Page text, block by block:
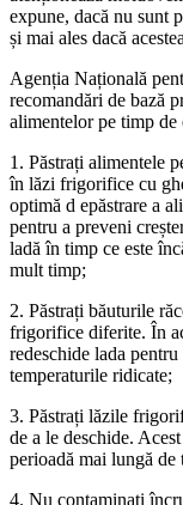
expune, dacă nu sunt
și mai ales dacă
Agenția Națională
recomandări de bază
alimentelor pe timp de
1. Păstrați alimentele
în lăzi frigorifice cu
optimă d epăstrare a
pentru a preveni
ladă în timp ce este
mult timp;
2. Păstrați băuturile
frigorifice diferite. În
redeschide lada
temperaturile ridicate;
3. Păstrați lăzile
de a le deschide.
perioadă mai lungă de
4. Nu contaminați